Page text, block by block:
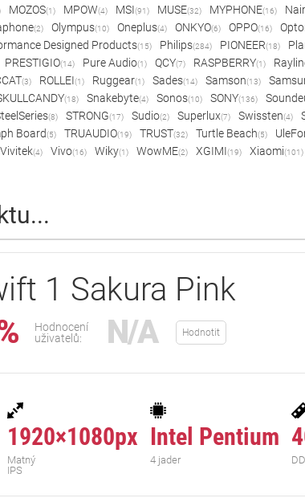
MOZOS(1) MPOW(4) MSI(91) MUSE(32) MYPHONE(16)
(2) Olympus(10) Oneplus(4) ONKYO(6) OPPO(16)
Designed Products(15) Philips(284) PIONEER(18)
PRESTIGIO(14) Pure Audio(1) QCY(7) RASPBERRY(1)
(3) ROLLEI(1) Ruggear(1) Sades(14) Samson(13)
(18) Snakebyte(4) Sonos(10) SONY(136)
(8) STRONG(17) Sudio(2) Superlux(7) Swissten(4)
Board(5) TRUAUDIO(19) TRUST(32) Turtle Beach(5)
Vivitek(4) Vivo(16) Wiky(1) WowME(2) XGIMI(19) Xiaomi(101)
1 Sakura Pink
Hodnocení
uživatelů:
N/A Hodnotit
1920×1080px
Matný
IPS
Intel Pentium
4 jader